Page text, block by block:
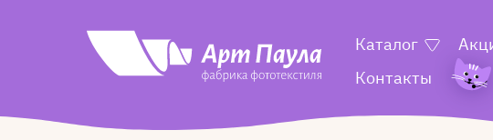
Каталог
Контакты